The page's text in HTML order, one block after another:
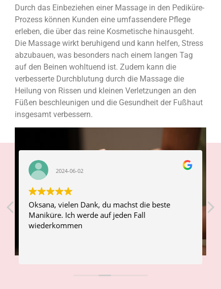
Durch das Einbeziehen einer Massage in den Pediküre-
Prozess können Kunden eine umfassendere Pflege
erleben, die über das reine Kosmetische hinausgeht.
Die Massage wirkt beruhigend und kann helfen, Stress
abzubauen, was besonders nach einem langen Tag
auf den Beinen wohltuend ist. Zudem kann die
verbesserte Durchblutung durch die Massage die
Heilung von Rissen und kleinen Verletzungen an den
Füßen beschleunigen und die Gesundheit der Fußhaut
insgesamt verbessern.
2024-06-02
Oksana, vielen Dank, du machst die beste
Maniküre. Ich werde auf jeden Fall
wiederkommen